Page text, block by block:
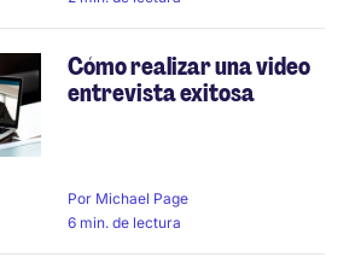
Cómo realizar una video
entrevista exitosa
Por Michael Page
6 min. de lectura